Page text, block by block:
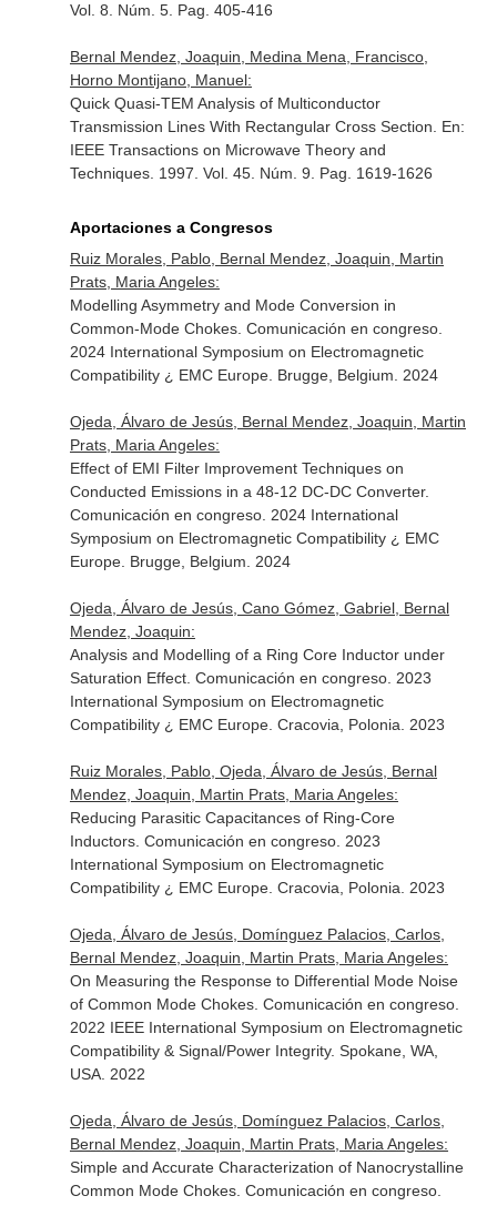
Vol. 8. Núm. 5. Pag. 405-416
Bernal Mendez, Joaquin, Medina Mena, Francisco,
Horno Montijano, Manuel:
Quick Quasi-TEM Analysis of Multiconductor
Transmission Lines With Rectangular Cross Section. En:
IEEE Transactions on Microwave Theory and
Techniques. 1997. Vol. 45. Núm. 9. Pag. 1619-1626
Aportaciones a Congresos
Ruiz Morales, Pablo, Bernal Mendez, Joaquin, Martin
Prats, Maria Angeles:
Modelling Asymmetry and Mode Conversion in
Common-Mode Chokes. Comunicación en congreso.
2024 International Symposium on Electromagnetic
Compatibility ¿ EMC Europe. Brugge, Belgium. 2024
Ojeda, Álvaro de Jesús, Bernal Mendez, Joaquin, Martin
Prats, Maria Angeles:
Effect of EMI Filter Improvement Techniques on
Conducted Emissions in a 48-12 DC-DC Converter.
Comunicación en congreso. 2024 International
Symposium on Electromagnetic Compatibility ¿ EMC
Europe. Brugge, Belgium. 2024
Ojeda, Álvaro de Jesús, Cano Gómez, Gabriel, Bernal
Mendez, Joaquin:
Analysis and Modelling of a Ring Core Inductor under
Saturation Effect. Comunicación en congreso. 2023
International Symposium on Electromagnetic
Compatibility ¿ EMC Europe. Cracovia, Polonia. 2023
Ruiz Morales, Pablo, Ojeda, Álvaro de Jesús, Bernal
Mendez, Joaquin, Martin Prats, Maria Angeles:
Reducing Parasitic Capacitances of Ring-Core
Inductors. Comunicación en congreso. 2023
International Symposium on Electromagnetic
Compatibility ¿ EMC Europe. Cracovia, Polonia. 2023
Ojeda, Álvaro de Jesús, Domínguez Palacios, Carlos,
Bernal Mendez, Joaquin, Martin Prats, Maria Angeles:
On Measuring the Response to Differential Mode Noise
of Common Mode Chokes. Comunicación en congreso.
2022 IEEE International Symposium on Electromagnetic
Compatibility & Signal/Power Integrity. Spokane, WA,
USA. 2022
Ojeda, Álvaro de Jesús, Domínguez Palacios, Carlos,
Bernal Mendez, Joaquin, Martin Prats, Maria Angeles:
Simple and Accurate Characterization of Nanocrystalline
Common Mode Chokes. Comunicación en congreso.